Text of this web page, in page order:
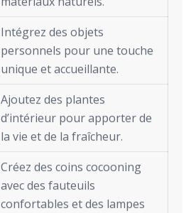
Intégrez des objets
personnels pour une touche
unique et accueillante.
Ajoutez des plantes
d’intérieur pour apporter de
la vie et de la fraîcheur.
Créez des coins cocooning
avec des fauteuils
confortables et des lampes